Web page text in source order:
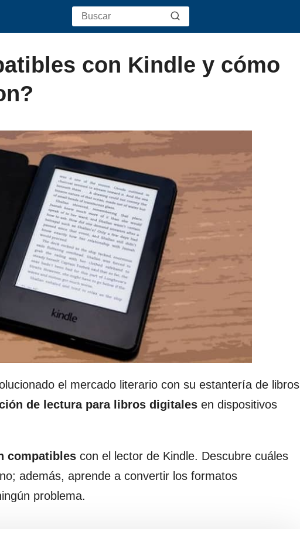
con Kindle y cómo
el mercado literario con su estantería de libros
de lectura para libros digitales en dispositivos
compatibles con el lector de Kindle. Descubre cuáles
además, aprende a convertir los formatos
problema.